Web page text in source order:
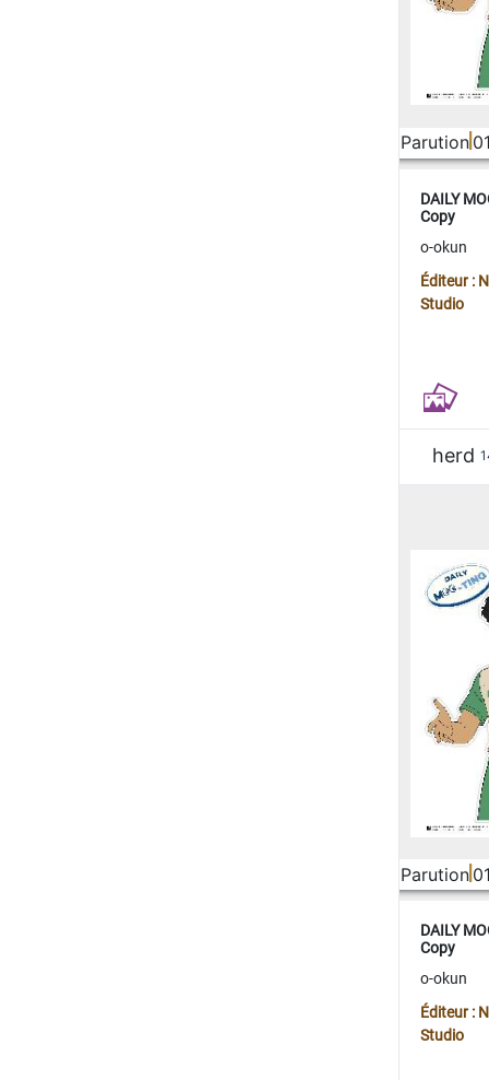
Parution
DAILY
Copy
o-okun
Éditeur :
Studio
herd
Parution
DAILY
Copy
o-okun
Éditeur :
Studio